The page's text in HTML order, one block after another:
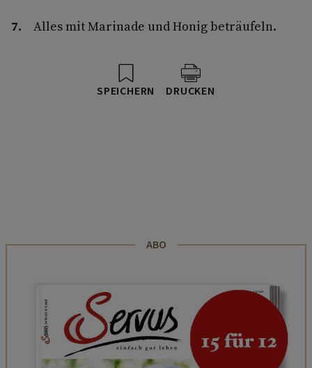
Alles mit Marinade und Honig beträufeln.
SPEICHERN DRUCKEN
ABO